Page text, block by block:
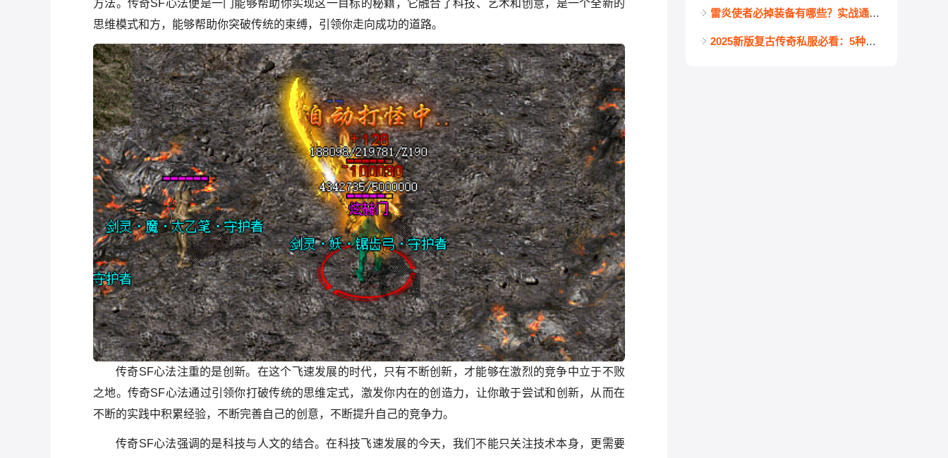
方法。传奇SF心法便是一门能够帮助你实现这一目标的秘籍，它融合了科技、艺术和创意，是一个全新的
思维模式和方，能够帮助你突破传统的束缚，引领你走向成功的道路。
传奇SF心法注重的是创新。在这个飞速发展的时代，只有不断创新，才能够在激烈的竞争中立于不败
之地。传奇SF心法通过引领你打破传统的思维定式，激发你内在的创造力，让你敢于尝试和创新，从而在
不断的实践中积累经验，不断完善自己的创意，不断提升自己的竞争力。
传奇SF心法强调的是科技与人文的结合。在科技飞速发展的今天，我们不能只关注技术本身，更需要
雷炎使者必掉装备有哪些？实战通关难点一网打尽！
2025新版复古传奇私服必看：5种白极品盾牌全攻略